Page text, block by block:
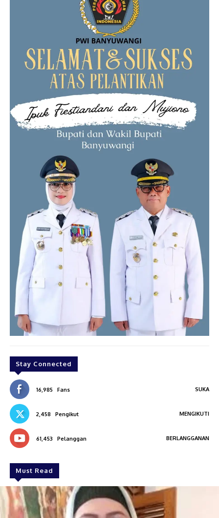
Stay Connected
16,985 Fans SUKA
2,458 Pengikut MENGIKUTI
61,453 Pelanggan BERLANGGANAN
Must Read